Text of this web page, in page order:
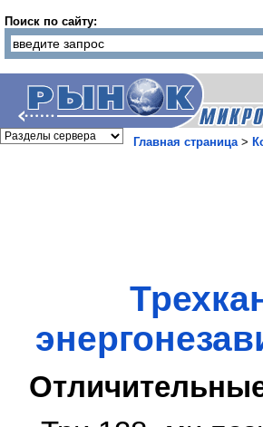
Поиск по сайту:
Главная страница>